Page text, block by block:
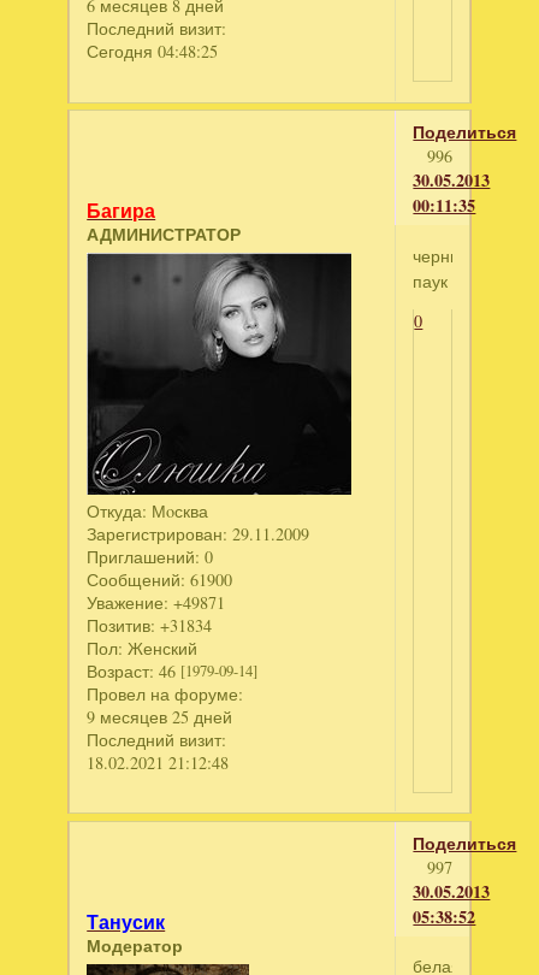
6 месяцев 8 дней
Последний визит:
Сегодня 04:48:25
Поделиться
996
30.05.2013
00:11:35
Багира
АДМИНИСТРАТОР
Откуда: Мoсква
Зарегистрирован: 29.11.2009
Приглашений: 0
Сообщений: 61900
Уважение: +49871
Позитив: +31834
Пол: Женский
Возраст: 46 [1979-09-14]
Провел на форуме:
9 месяцев 25 дней
Последний визит:
18.02.2021 21:12:48
черный
паук
0
Поделиться
997
30.05.2013
05:38:52
Танусик
Модератор
белая